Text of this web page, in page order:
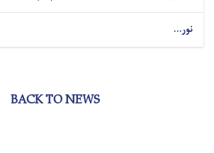
نور...
BACK TO NEWS